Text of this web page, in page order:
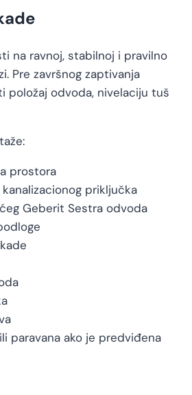
na ravnoj, stabilnoj i pravilno
Pre završnog zaptivanja
položaj odvoda, nivelaciju tuš
prostora
priključka
Geberit Sestra odvoda
paravana ako je predviđena